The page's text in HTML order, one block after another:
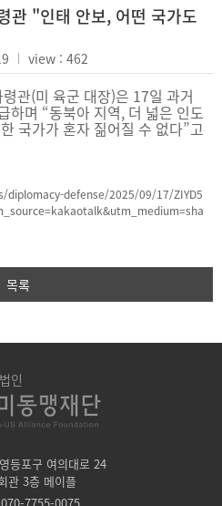
관 "인태 안보, 어떤 국가도
view : 462
관(미 육군 대장)은 17일 과거
하며 “동북아 지역, 더 넓은 인도
국가가 혼자 짊어질 수 없다”고
defense/2025/09/17/ZIYD5
목록
인
등포구 여의대로 24
관 3층 메이플